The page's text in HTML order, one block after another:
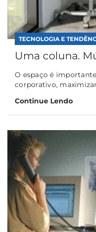
TECNOLOGIA E
Uma coluna.
O espaço é
corporativo,
Continue Lendo